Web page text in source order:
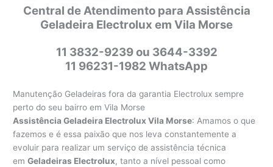
Central de Atendimento para Assistência
Geladeira Electrolux em Vila Morse
11 3832-9239 ou 3644-3392
11 96231-1982 WhatsApp
Manutenção Geladeiras fora da garantia Electrolux sempre
perto do seu bairro em Vila Morse
Assistência Geladeira Electrolux Vila Morse: Amamos o que
fazemos e é essa paixão que nos leva constantemente a
evoluir para realizar um serviço de assistência técnica
emGeladeiras Electrolux, tanto a nível pessoal como